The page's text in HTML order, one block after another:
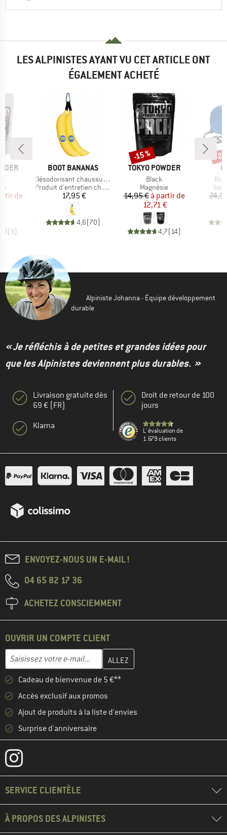
LES ALPINISTES AYANT VU CET ARTICLE ONT
ÉGALEMENT ACHETÉ
réduit
de
(3)
MARQUE
BOOT BANANAS
Article
Désodorisant chaussures
Product group
Produit d'entretien chaussures
Prix
17,95 €
4,6(70)
MARQUE
TOKYO POWDER
Article
Black
Product group
Magnésie
Prix
14,95 € Prix réduit
à partir de
12,71 €
4,7(14)
Remise
-15 %
Sac
-
Alpiniste Johanna - Équipe développement
durable
« Je réfléchis à de petites et grandes idées pour
que les Alpinistes deviennent plus durables. »
Livraison gratuite dès
69 € (FR)
Klarna
Droit de retour de 100
jours
L' évaluation de
1.679 clients
ENVOYEZ-NOUS UN E-MAIL !
04 65 82 17 36
ACHETEZ CONSCIEMMENT
OUVRIR UN COMPTE CLIENT
Adresse e-mail
Entrez votre adresse e-mail ici et créez votre compte client à la
Cadeau de bienvenue de 5 €**
Accès exclusif aux promos
Ajout de produits à la liste d'envies
Surprise d'anniversaire
SERVICE CLIENTÈLE
À PROPOS DES ALPINISTES